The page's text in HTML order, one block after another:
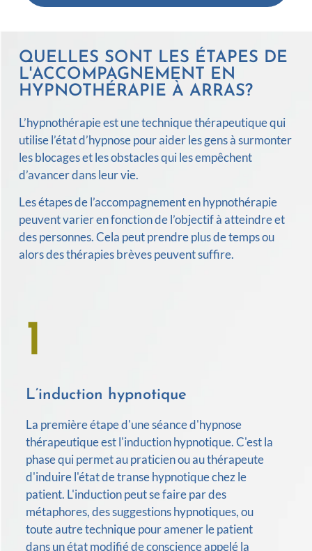
QUELLES SONT LES ÉTAPES DE
L'ACCOMPAGNEMENT EN
HYPNOTHÉRAPIE À ARRAS?
L’hypnothérapie est une technique thérapeutique qui
utilise l’état d’hypnose pour aider les gens à surmonter
les blocages et les obstacles qui les empêchent
d’avancer dans leur vie.
Les étapes de l’accompagnement en hypnothérapie
peuvent varier en fonction de l’objectif à atteindre et
des personnes. Cela peut prendre plus de temps ou
alors des thérapies brèves peuvent suffire.
1
L’induction hypnotique
La première étape d'une séance d'hypnose
thérapeutique est l'induction hypnotique. C'est la
phase qui permet au praticien ou au thérapeute
d'induire l'état de transe hypnotique chez le
patient. L'induction peut se faire par des
métaphores, des suggestions hypnotiques, ou
toute autre technique pour amener le patient
dans un état modifié de conscience appelé la